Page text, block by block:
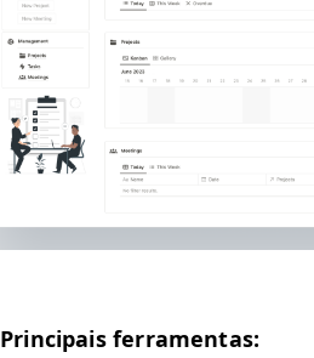
Prin­ci­pais fer­ra­men­tas: